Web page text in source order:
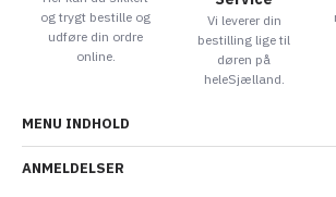
og trygt bestille og
udføre din ordre
online.
Vi leverer din
bestilling lige til
døren på
heleSjælland.
MENU INDHOLD
ANMELDELSER